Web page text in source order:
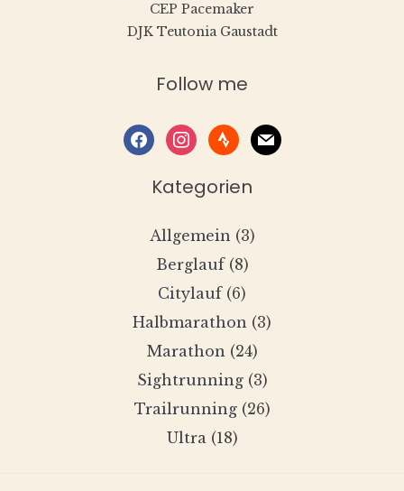
CEP Pacemaker
DJK Teutonia Gaustadt
Follow me
facebookinstagram
stravamail
Kategorien
Allgemein (3)
Berglauf(8)
Citylauf(6)
Halbmarathon (3)
Marathon (24)
Sightrunning(3)
Trailrunning(26)
Ultra(18)